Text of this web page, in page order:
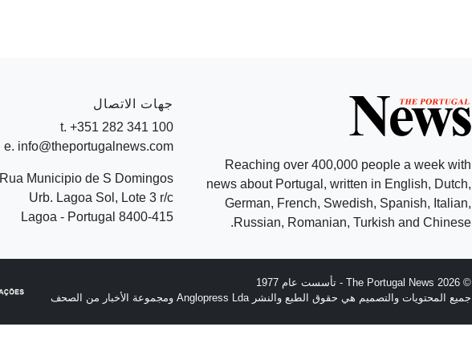
Reaching over 400,000 people a week with
news about Portugal, written in English, Dutch,
German, French, Swedish, Spanish, Italian,
Russian, Romanian, Turkish and Chinese.
جهات الاتصال
t. +351 282 341 100
e. info@theportugalnews.com
Rua Municipio de S Domingos
Urb. Lagoa Sol, Lote 3 r/c
8400-415 Lagoa - Portugal
© 2026 The Portugal News - تأسست عام 1977
جميع المحتويات والتصميم هي حقوق الطبع والنشر Anglopress Lda ومجموعة الأخبار من الصحف